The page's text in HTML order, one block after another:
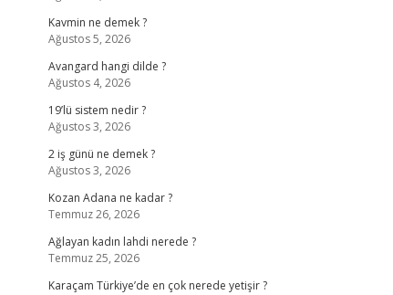
Kavmin ne demek ?
Ağustos 5, 2026
Avangard hangi dilde ?
Ağustos 4, 2026
19’lü sistem nedir ?
Ağustos 3, 2026
2 iş günü ne demek ?
Ağustos 3, 2026
Kozan Adana ne kadar ?
Temmuz 26, 2026
Ağlayan kadın lahdi nerede ?
Temmuz 25, 2026
Karaçam Türkiye’de en çok nerede yetişir ?